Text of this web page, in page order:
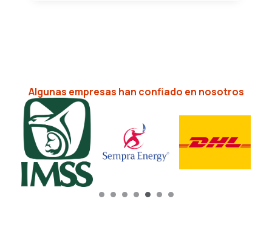
Algunas empresas han confiado en nosotros